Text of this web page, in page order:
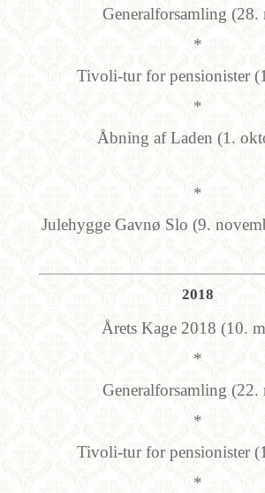
Generalforsamling (28.
*
Tivoli-tur for pensionister
*
Åbning af Laden (1.
*
Julehygge Gavnø Slo (9.
2018
Årets Kage 2018 (10.
*
Generalforsamling (22.
*
Tivoli-tur for pensionister
*